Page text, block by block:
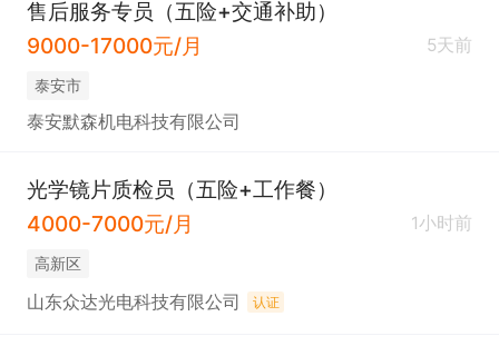
售后服务专员（五险+交通补助）
9000-17000元/月
5天前
泰安市
泰安默森机电科技有限公司
光学镜片质检员（五险+工作餐）
4000-7000元/月
1小时前
高新区
山东众达光电科技有限公司 认证